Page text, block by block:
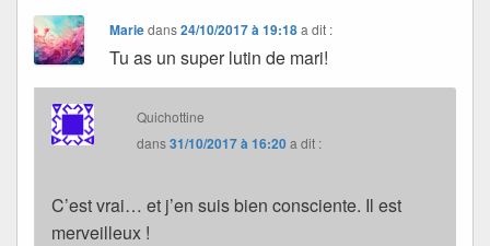
Mariedans24/10/2017 à 19:18 a dit :
Tu as un super lutin de mari!
Quichottine
dans31/10/2017 à 16:20a dit :
C’est vrai… et j’en suis bien consciente. Il est
merveilleux !